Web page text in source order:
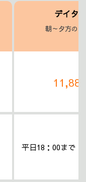
デイタ
朝～夕方の
平日18：00まで